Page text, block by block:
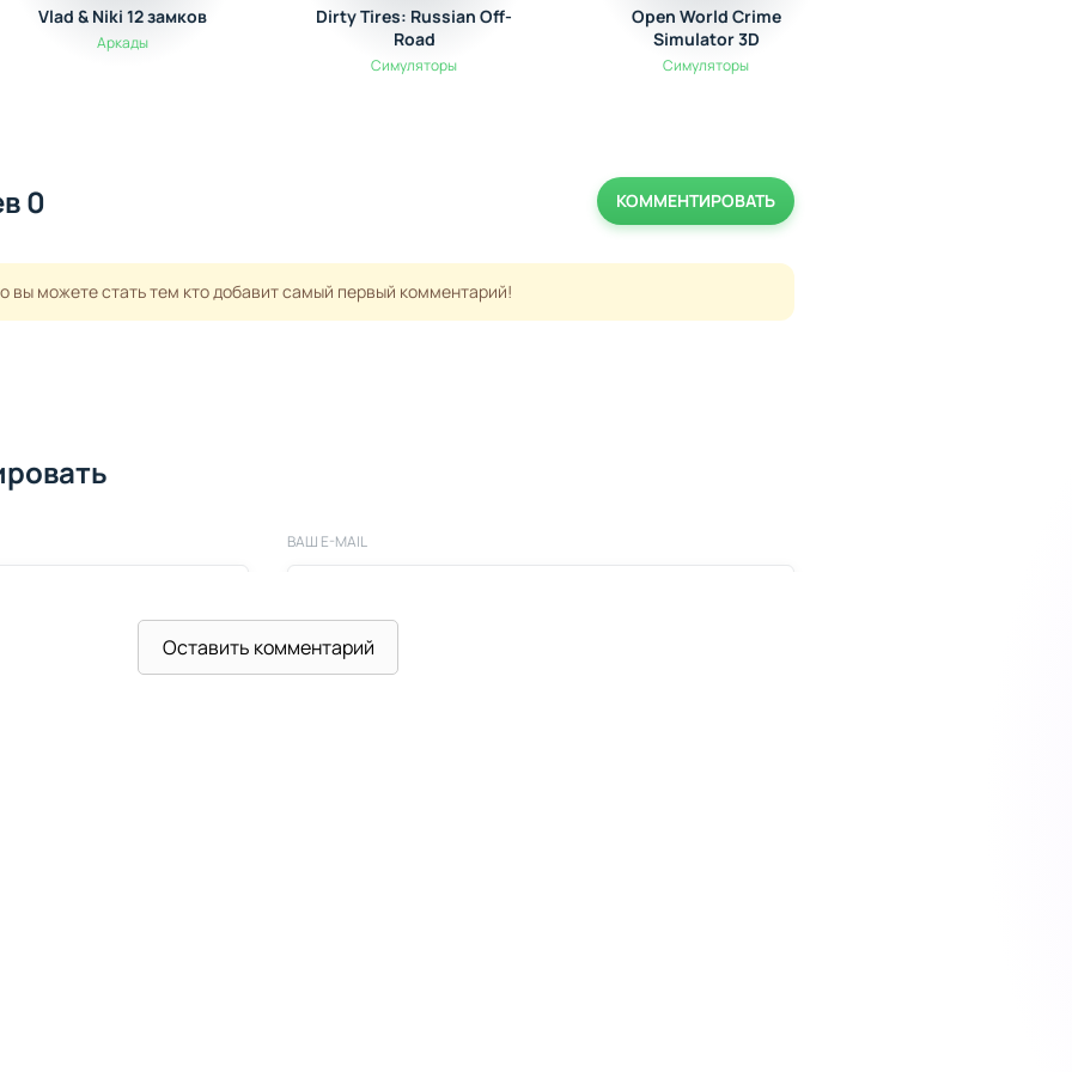
Vlad & Niki 12 замков
Аркады
Dirty Tires: Russian Off-
Road
Симуляторы
Open World Crime
Simulator 3D
Симуляторы
0 КОММЕНТИРОВАТЬ
вы можете стать тем кто добавит самый первый комментарий!
ВАШ E-MAIL
Оставить комментарий